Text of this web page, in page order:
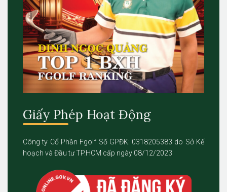
Giấy Phép Hoạt Động
Công ty Cổ Phần Fgolf Số GPĐK: 0318205383 do Sở Kế
hoạch và Đầu tư TP.HCM cấp ngày 08/12/2023